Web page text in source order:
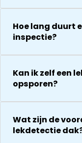
Hoe lang duurt
inspectie?
Kan ik zelf een
opsporen?
Wat zijn de
lekdetectie